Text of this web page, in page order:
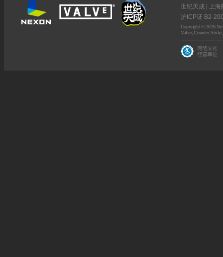
世纪天成 | 上
沪ICP证 B2-
Copyright © 2026
Valve, Counter-